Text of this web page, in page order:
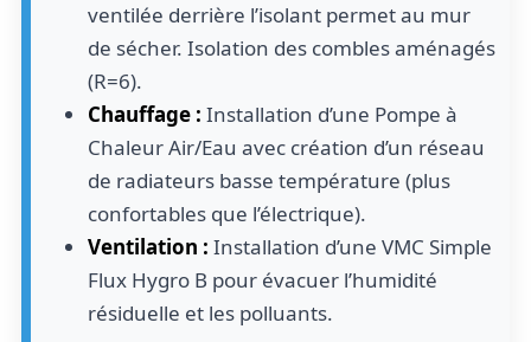
ventilée derrière l’isolant permet au mur
de sécher. Isolation des combles aménagés
(R=6).
Chauffage : Installation d’une Pompe à
Chaleur Air/Eau avec création d’un réseau
de radiateurs basse température (plus
confortables que l’électrique).
Ventilation : Installation d’une VMC Simple
Flux Hygro B pour évacuer l’humidité
résiduelle et les polluants.